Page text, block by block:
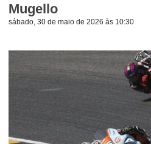
Mugello
sábado, 30 de maio de 2026 às 10:30